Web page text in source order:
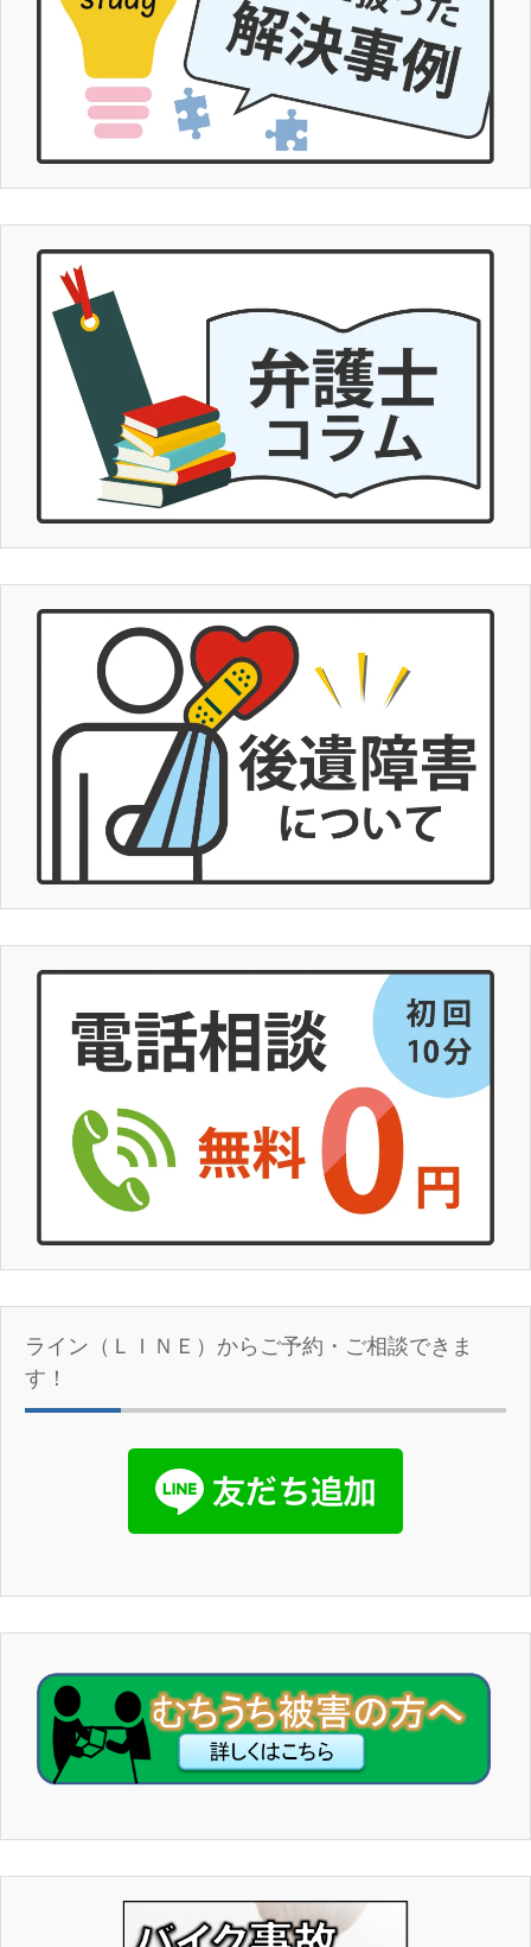
ライン（ＬＩＮＥ）からご予約・ご相談できま
す！